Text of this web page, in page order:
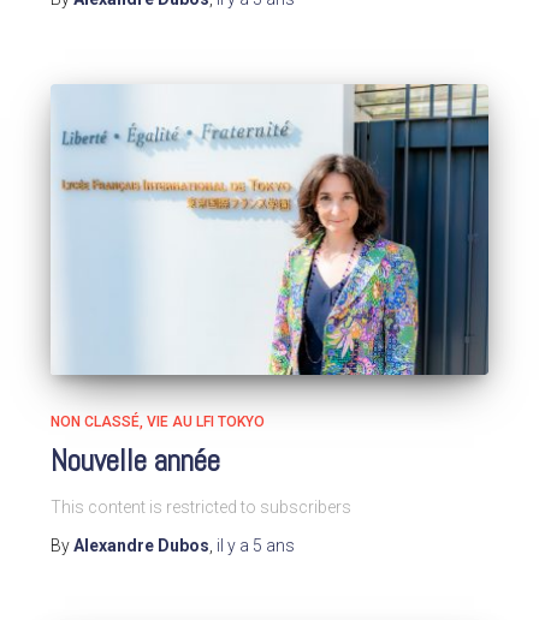
NON CLASSÉ VIE AU LFI TOKYO
Nouvelle année
This content is restricted to subscribers
ByAlexandre Dubos, il y a 5 ans